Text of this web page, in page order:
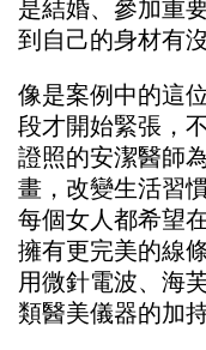
是結婚、參加重
到自己的身材有
像是案例中的這
段才開始緊張，
證照的安潔醫師
畫，改變生活習
每個女人都希望
擁有更完美的線
用微針電波、海
類醫美儀器的加